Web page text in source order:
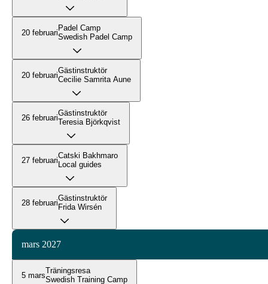
20 februari Padel Camp
Swedish Padel Camp
20 februariGästinstruktör
Cecilie Samrita Aune
26 februariGästinstruktör
Teresia Björkqvist
27 februariCatski Bakhmaro
Local guides
28 februariGästinstruktör
Frida Wirsén
mars 2027
5 marsTräningsresa
Swedish Training Camp